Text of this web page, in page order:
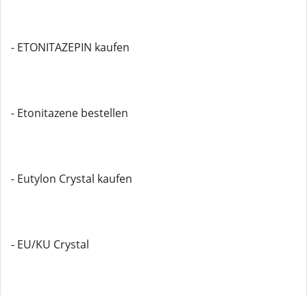
- ETONITAZEPIN kaufen
- Etonitazene bestellen
- Eutylon Crystal kaufen
- EU/KU Crystal